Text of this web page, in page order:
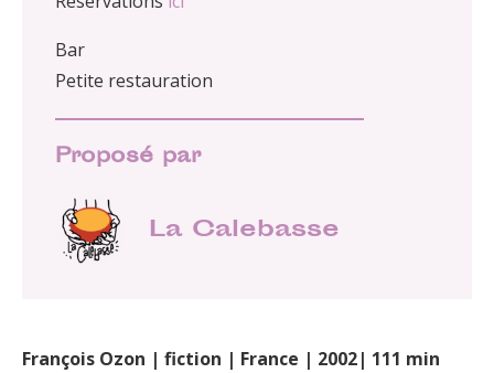
Bar
Petite restauration
Proposé par
La Calebasse
François Ozon | fiction | France | 2002| 111 min